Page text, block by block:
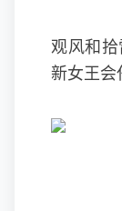
观风和
新女王会